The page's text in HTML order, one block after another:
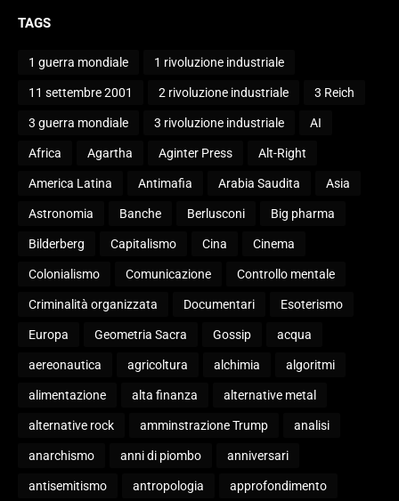
TAGS
1 guerra mondiale 1 rivoluzione industriale
11 settembre 2001 2 rivoluzione industriale 3 Reich
3 guerra mondiale 3 rivoluzione industriale AI
Africa Agartha Aginter Press Alt-Right
America Latina Antimafia Arabia Saudita Asia
Astronomia Banche Berlusconi Big pharma
Bilderberg Capitalismo Cina Cinema
Colonialismo Comunicazione Controllo mentale
Criminalità organizzata Documentari Esoterismo
Europa Geometria Sacra Gossip acqua
aereonautica agricoltura alchimia algoritmi
alimentazione alta finanza alternative metal
alternative rock amminstrazione Trump analisi
anarchismo anni di piombo anniversari
antisemitismo antropologia approfondimento